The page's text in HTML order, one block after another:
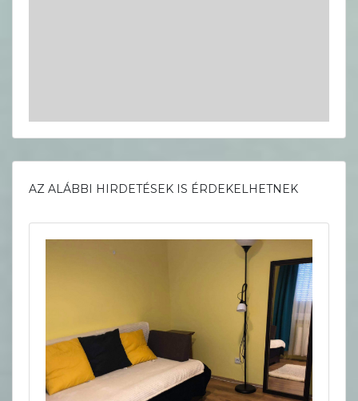
AZ ALÁBBI HIRDETÉSEK IS ÉRDEKELHETNEK